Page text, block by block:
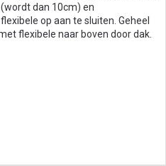
dan 10cm) en
op aan te sluiten. Geheel
flexibele naar boven door dak.